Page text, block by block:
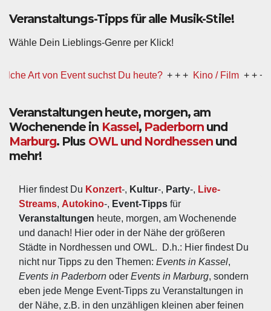
Veranstaltungs-Tipps für alle Musik-Stile!
Wähle Dein Lieblings-Genre per Klick!
Art von Event suchst Du heute? + + + Kino / Film + + + Ww
Veranstaltungen heute, morgen, am
Wochenende in Kassel, Paderborn und
Marburg. Plus OWL und Nordhessen und
mehr!
Hier findest Du Konzert-, Kultur-, Party-, Live-
Streams, Autokino-, Event-Tipps
Veranstaltungen heute, morgen, am Wochenende
und danach! Hier oder in der Nähe der größeren
Städte in Nordhessen und OWL.  D.h.: Hier findest Du
nicht nur Tipps zu den Themen: Events in Kassel
Events in Paderborn oder Events in Marburg, sondern
eben jede Menge Event-Tipps zu Veranstaltungen in
der Nähe, z.B. in den unzähligen kleinen aber feinen